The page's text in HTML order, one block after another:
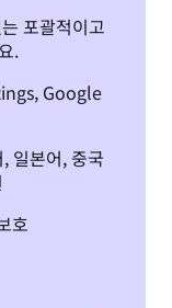
포괄적이고
.
Google
일본어, 중국
호